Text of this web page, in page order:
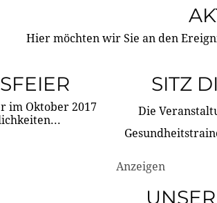
Hier möchten wir Sie an den
im Oktober 2017
SITZ
Die
Anzeigen